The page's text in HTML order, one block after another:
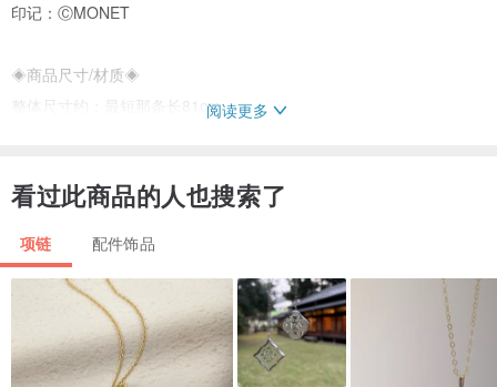
印记：ⒸMONET
◈商品尺寸/材质◈
整体尺寸约：最短那条长81cm
星期天古董相机/饰品：
平常没开，请先私讯预约～
以简单环保包装为主，如果想要包成礼物或纸盒，请于下单时备注！
阅读更多
看过此商品的人也搜索了
项链 配件饰品